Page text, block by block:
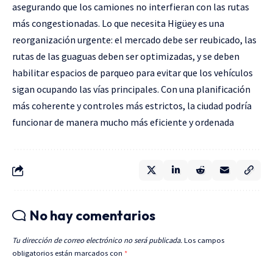
asegurando que los camiones no interfieran con las rutas
más congestionadas. Lo que necesita Higüey es una
reorganización urgente: el mercado debe ser reubicado, las
rutas de las guaguas deben ser optimizadas, y se deben
habilitar espacios de parqueo para evitar que los vehículos
sigan ocupando las vías principales. Con una planificación
más coherente y controles más estrictos, la ciudad podría
funcionar de manera mucho más eficiente y ordenada
No hay comentarios
Tu dirección de correo electrónico no será publicada. Los campos
obligatorios están marcados con *